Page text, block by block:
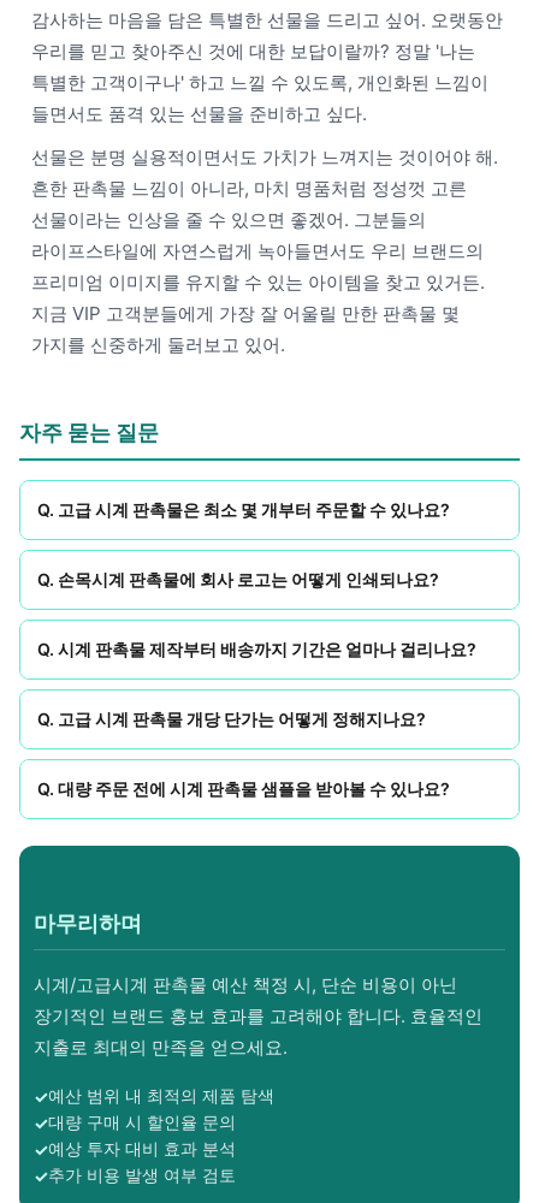
감사하는 마음을 담은 특별한 선물을 드리고 싶어. 오랫동안
우리를 믿고 찾아주신 것에 대한 보답이랄까? 정말 '나는
특별한 고객이구나' 하고 느낄 수 있도록, 개인화된 느낌이
들면서도 품격 있는 선물을 준비하고 싶다.
선물은 분명 실용적이면서도 가치가 느껴지는 것이어야 해.
흔한 판촉물 느낌이 아니라, 마치 명품처럼 정성껏 고른
선물이라는 인상을 줄 수 있으면 좋겠어. 그분들의
라이프스타일에 자연스럽게 녹아들면서도 우리 브랜드의
프리미엄 이미지를 유지할 수 있는 아이템을 찾고 있거든.
지금 VIP 고객분들에게 가장 잘 어울릴 만한 판촉물 몇
가지를 신중하게 둘러보고 있어.
자주 묻는 질문
Q. 고급 시계 판촉물은 최소 몇 개부터 주문할 수 있나요?
Q. 손목시계 판촉물에 회사 로고는 어떻게 인쇄되나요?
Q. 시계 판촉물 제작부터 배송까지 기간은 얼마나 걸리나요?
Q. 고급 시계 판촉물 개당 단가는 어떻게 정해지나요?
Q. 대량 주문 전에 시계 판촉물 샘플을 받아볼 수 있나요?
마무리하며
시계/고급시계 판촉물 예산 책정 시, 단순 비용이 아닌
장기적인 브랜드 홍보 효과를 고려해야 합니다. 효율적인
지출로 최대의 만족을 얻으세요.
예산 범위 내 최적의 제품 탐색
대량 구매 시 할인율 문의
예상 투자 대비 효과 분석
추가 비용 발생 여부 검토